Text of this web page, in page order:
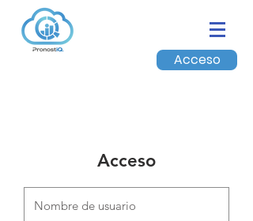
Acceso
Acceso